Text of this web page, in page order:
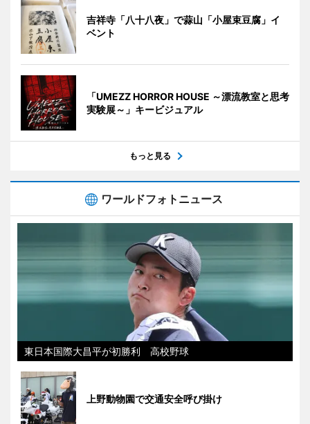
吉祥寺「八十八夜」で蒜山「小屋束豆腐」イ
ベント
「UMEZZ HORROR HOUSE ～漂流教室と思考
実験展～」キービジュアル
もっと見る
ワールドフォトニュース
東日本国際大昌平が初勝利 高校野球
上野動物園で交通安全呼び掛け